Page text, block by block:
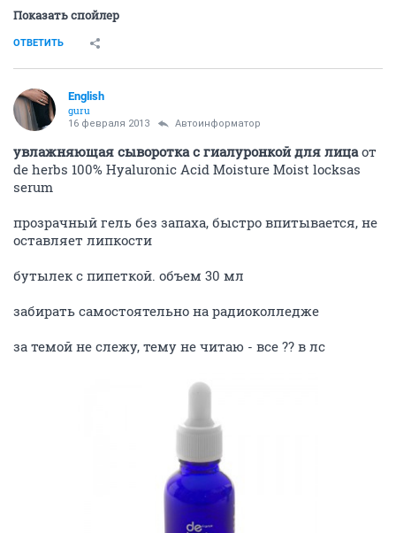
Показать спойлер
ОТВЕТИТЬ
English
guru
16 февраля 2013 Автоинформатор
увлажняющая сыворотка с гиалуронкой для лицаот
de herbs 100% Hyaluronic Acid Moisture Moist locksas
serum
прозрачный гель без запаха, быстро впитывается, не
оставляет липкости
бутылек с пипеткой. объем 30 мл
забирать самостоятельно на радиоколледже
за темой не слежу, тему не читаю - все ?? в лс